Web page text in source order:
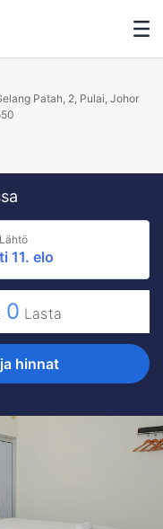
Patah, 2, Pulai, Johor
Lähtö
ti 11. elo
0 Lasta
hinnat